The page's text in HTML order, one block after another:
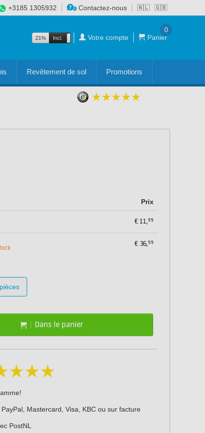
🇳🇱 🇬🇧
+3185 1305932 Contactez-nous
21% Incl. Excl. Votre compte Panier
0
Revêtement de sol Promotions
Prix
€11,99
€ 36,99
pièces
Dans le panier
Mastercard, Visa, KBC ou sur facture
PostNL